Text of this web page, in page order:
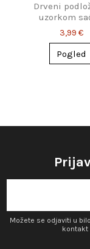
Drveni
uzorkom
moderan i3,99 €
Pogled
Možete se odjaviti u
kontakt